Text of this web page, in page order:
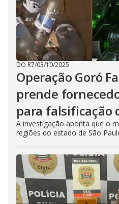
DO R7/03/10/2025
Operação Goró
prende
para falsificação
A investigação aponta que o
regiões do estado de São